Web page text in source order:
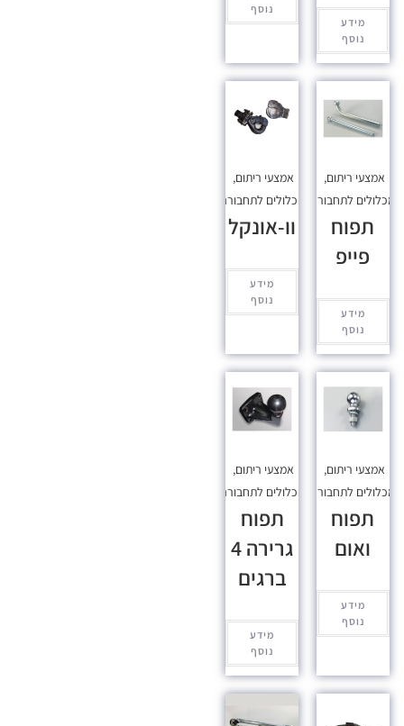
מידע
נוסף
נוסף
אמצעי ריתום,
מכלולים לתחבורה
תפוח
פייפ
מידע
נוסף
אמצעי ריתום,
מכלולים לתחבורה
וו-אונקל
מידע
נוסף
אמצעי ריתום,
מכלולים לתחבורה
תפוח
ואום
מידע
נוסף
אמצעי ריתום,
מכלולים לתחבורה
תפוח
גרירה 4
ברגים
מידע
נוסף